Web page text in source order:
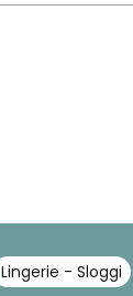
Lingerie - Sloggi